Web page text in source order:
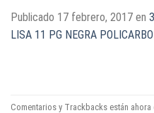
Publicado 17 febrero, 2017 en
LISA 11 PG NEGRA
Comentarios y Trackbacks están ahora